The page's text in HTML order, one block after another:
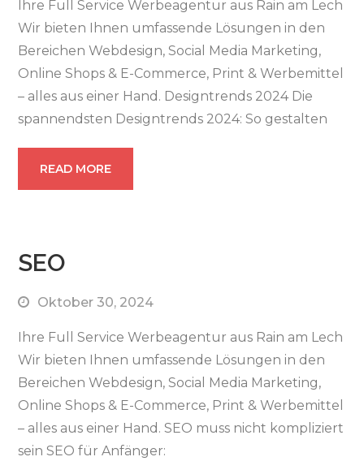
Ihre Full Service Werbeagentur aus Rain am Lech
Wir bieten Ihnen umfassende Lösungen in den
Bereichen Webdesign, Social Media Marketing,
Online Shops & E-Commerce, Print & Werbemittel
– alles aus einer Hand. Designtrends 2024 Die
spannendsten Designtrends 2024: So gestalten
READ MORE
SEO
Oktober 30, 2024
Ihre Full Service Werbeagentur aus Rain am Lech
Wir bieten Ihnen umfassende Lösungen in den
Bereichen Webdesign, Social Media Marketing,
Online Shops & E-Commerce, Print & Werbemittel
– alles aus einer Hand. SEO muss nicht kompliziert
sein SEO für Anfänger: